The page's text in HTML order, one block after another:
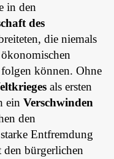
in den
des
die niemals
können. Ohne
als ersten
ein Verschwinden
den
Entfremdung
den bürgerlichen